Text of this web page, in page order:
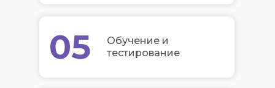
05
Обучение и
тестирование